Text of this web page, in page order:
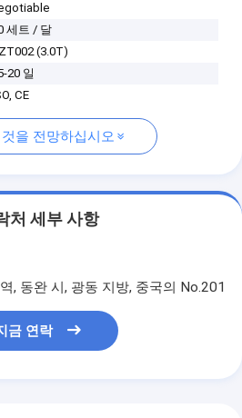
세트 / 달
(3.0T)
20 일
CE
을 전망하십시오
처 세부 사항
, 동완 시, 광동 지방, 중국의 No.201
금 연락